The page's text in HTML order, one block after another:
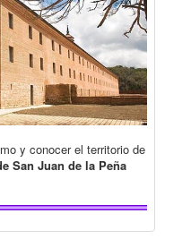
y conocer el territorio de
San Juan de la Peña